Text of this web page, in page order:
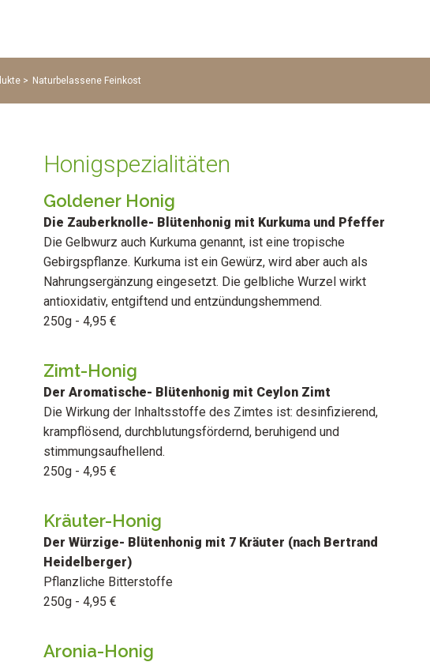
Naturbelassene Feinkost
Honigspezialitäten
Goldener Honig
Die Zauberknolle- Blütenhonig mit Kurkuma und Pfeffer
Die Gelbwurz auch Kurkuma genannt, ist eine tropische
Gebirgspflanze. Kurkuma ist ein Gewürz, wird aber auch als
Nahrungsergänzung eingesetzt. Die gelbliche Wurzel wirkt
antioxidativ, entgiftend und entzündungshemmend.
250g - 4,95 €
Zimt-Honig
Der Aromatische- Blütenhonig mit Ceylon Zimt
Die Wirkung der Inhaltsstoffe des Zimtes ist: desinfizierend,
krampflösend, durchblutungsfördernd, beruhigend und
stimmungsaufhellend.
250g - 4,95 €
Kräuter-Honig
Der Würzige- Blütenhonig mit 7 Kräuter (nach Bertrand
Heidelberger)
Pflanzliche Bitterstoffe
250g - 4,95 €
Aronia-Honig